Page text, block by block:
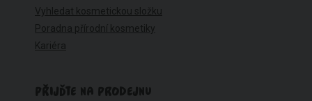
Vyhledat kosmetickou složku
Poradna přírodní kosmetiky
Kariéra
PŘIJĎTE NA PRODEJNU